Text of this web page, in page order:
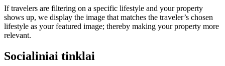
If travelers are filtering on a specific lifestyle and your property
shows up, we display the image that matches the traveler’s chosen
lifestyle as your featured image; thereby making your property more
relevant.
Socialiniai tinklai